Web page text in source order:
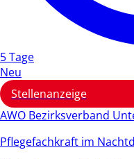
5 Tage
Neu
Stellenanzeige
AWO Bezirksverband
Pflegefachkraft im